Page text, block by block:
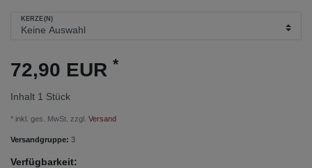
KERZE(N)
72,90 EUR *
Inhalt 1 Stück
* inkl. ges. MwSt. zzgl. Versand
Versandgruppe: 3
Verfügbarkeit: